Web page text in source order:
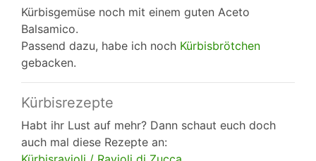
Kürbisgemüse noch mit einem guten Aceto
Balsamico.
Passend dazu, habe ich noch Kürbisbrötchen
gebacken.
Kürbisrezepte
Habt ihr Lust auf mehr? Dann schaut euch doch
auch mal diese Rezepte an: